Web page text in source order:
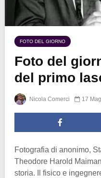
FOTO DEL GIORNO
Foto del
del primo
Nicola Comerci 17
Fotografia di anonimo,
Theodore Harold
storia. Il fisico e